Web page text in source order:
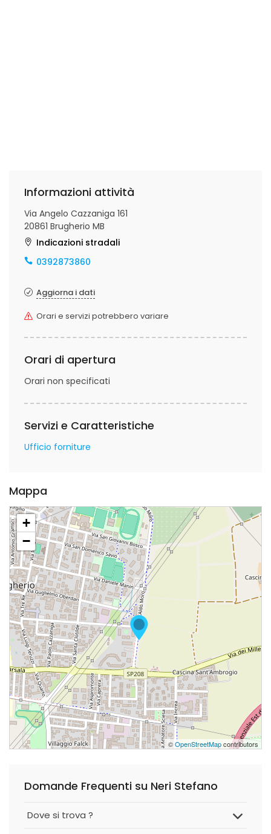
Informazioni attività
Via Angelo Cazzaniga 161
20861 Brugherio MB
Indicazioni stradali
0392873860
Aggiorna i dati
Orari e servizi potrebbero variare
Orari di apertura
Orari non specificati
Servizi e Caratteristiche
Ufficio forniture
Mappa
+
−
©OpenStreetMapcontributors
Domande Frequenti su Neri Stefano
Dove si trova ?